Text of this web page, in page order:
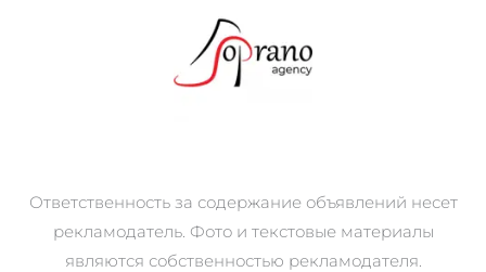
Ответственность за содержание объявлений несет
рекламодатель. Фото и текстовые материалы
являются собственностью рекламодателя.